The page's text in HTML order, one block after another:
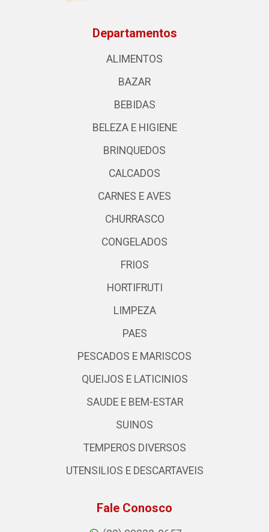
Departamentos
ALIMENTOS
BAZAR
BEBIDAS
BELEZA E HIGIENE
BRINQUEDOS
CALCADOS
CARNES E AVES
CHURRASCO
CONGELADOS
FRIOS
HORTIFRUTI
LIMPEZA
PAES
PESCADOS E MARISCOS
QUEIJOS E LATICINIOS
SAUDE E BEM-ESTAR
SUINOS
TEMPEROS DIVERSOS
UTENSILIOS E DESCARTAVEIS
Fale Conosco